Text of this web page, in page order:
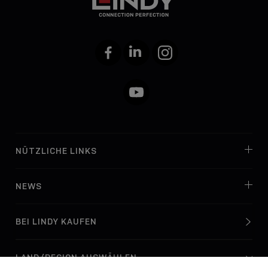
FacebookLinkedIn Instagram
YouTube
NÜTZLICHE LINKS
NEWS
BEI LINDY KAUFEN